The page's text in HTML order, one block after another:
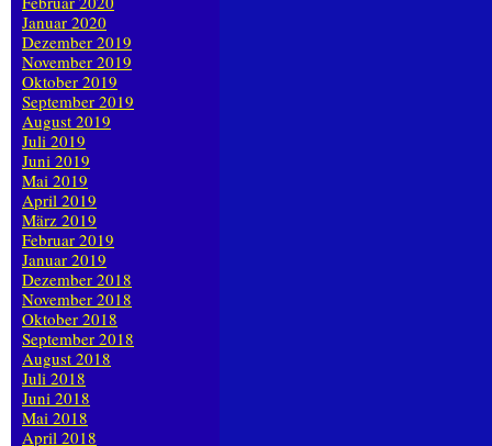
Januar 2020
Dezember 2019
November 2019
Oktober 2019
September 2019
August 2019
Juli 2019
Juni 2019
Mai 2019
April 2019
März 2019
Februar 2019
Januar 2019
Dezember 2018
November 2018
Oktober 2018
September 2018
August 2018
Juli 2018
Juni 2018
Mai 2018
April 2018